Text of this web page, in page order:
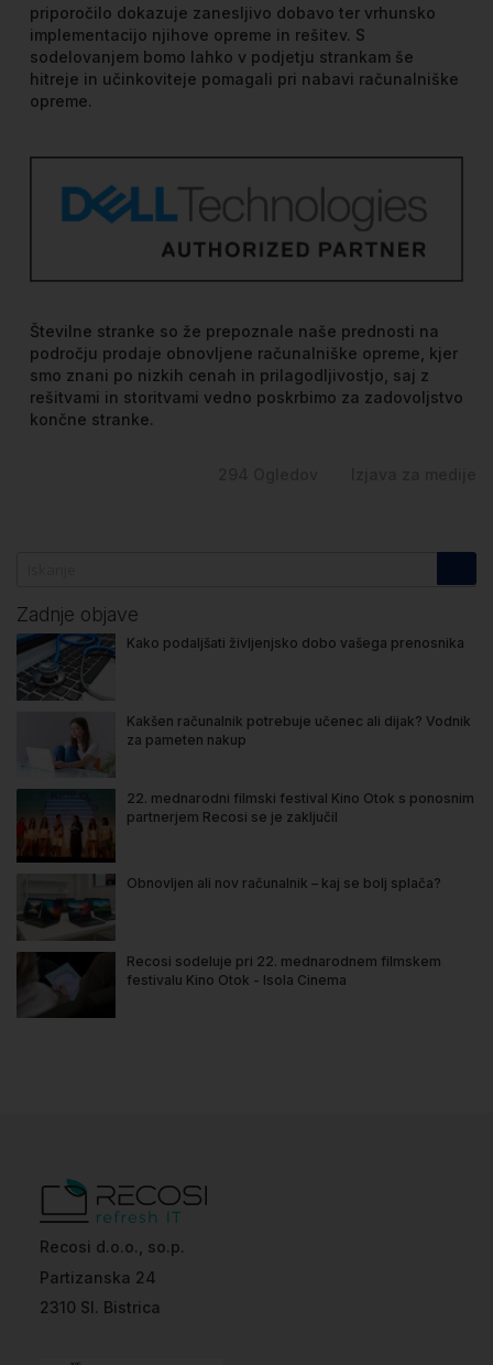
priporočilo dokazuje zanesljivo dobavo ter vrhunsko
implementacijo njihove opreme in rešitev. S
sodelovanjem bomo lahko v podjetju strankam še
hitreje in učinkoviteje pomagali pri nabavi računalniške
opreme.
Številne stranke so že prepoznale naše prednosti na
področju prodaje obnovljene računalniške opreme, kjer
smo znani po nizkih cenah in prilagodljivostjo, saj z
rešitvami in storitvami vedno poskrbimo za zadovoljstvo
končne stranke.
Zadnje objave
Kako podaljšati življenjsko dobo vašega prenosnika
Kakšen računalnik potrebuje učenec ali dijak? Vodnik
za pameten nakup
22. mednarodni filmski festival Kino Otok s ponosnim
partnerjem Recosi se je zaključil
Obnovljen ali nov računalnik – kaj se bolj splača?
Recosi sodeluje pri 22. mednarodnem filmskem
festivalu Kino Otok - Isola Cinema
Recosi d.o.o., so.p.
Partizanska 24
2310 Sl. Bistrica